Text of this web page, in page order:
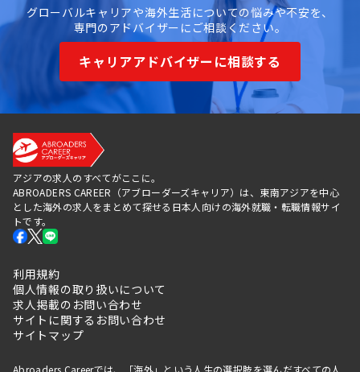
グローバルキャリアや海外生活についての悩みや不安を、
専門のアドバイザーにご相談ください。
キャリアアドバイザーに相談する
アジアの求人のすべてがここに。
ABROADERS CAREER（アブローダーズキャリア）は、東南アジアを中心
とした海外の求人をまとめて探せる日本人向けの海外就職・転職情報サイ
トです。
利用規約
個人情報の取り扱いについて
求人掲載のお問い合わせ
サイトに関するお問い合わせ
サイトマップ
Abroaders Careerでは、「海外」という人生の選択肢を選んだすべての人